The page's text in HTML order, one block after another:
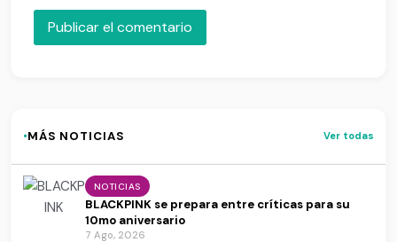
·MÁS NOTICIAS Ver todas
NOTICIAS
BLACKPINK se prepara entre críticas para su
10mo aniversario
7 Ago, 2026